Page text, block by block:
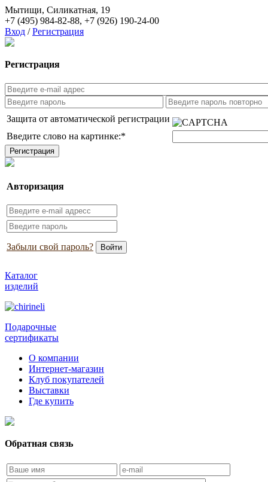
Мытищи, Силикатная, 19
+7 (495) 984-82-88, +7 (926) 190-24-00
Вход / Регистрация
Регистрация
Защита от автоматической регистрации
Введите слово на картинке:*
Авторизация
Забыли свой пароль?
Каталог
изделий
Подарочные
сертификаты
О компании
Интернет-магазин
Клуб покупателей
Выставки
Где купить
Обратная связь